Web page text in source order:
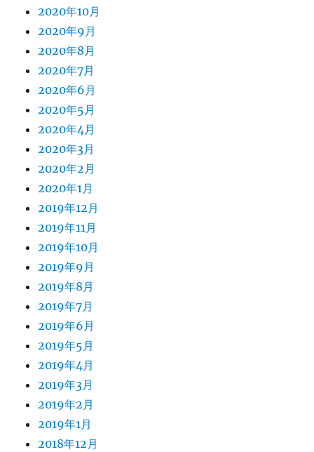
2020年10月
2020年9月
2020年8月
2020年7月
2020年6月
2020年5月
2020年4月
2020年3月
2020年2月
2020年1月
2019年12月
2019年11月
2019年10月
2019年9月
2019年8月
2019年7月
2019年6月
2019年5月
2019年4月
2019年3月
2019年2月
2019年1月
2018年12月